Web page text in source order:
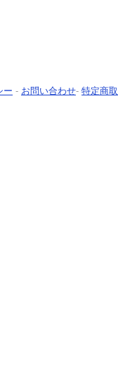
ー - お問い合わせ- 特定商